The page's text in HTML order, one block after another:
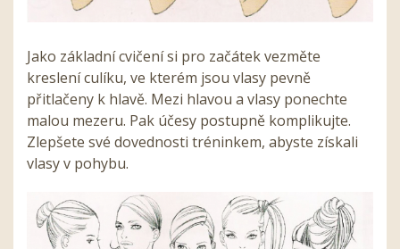
Jako základní cvičení si pro začátek vezměte
kreslení culíku, ve kterém jsou vlasy pevně
přitlačeny k hlavě. Mezi hlavou a vlasy ponechte
malou mezeru. Pak účesy postupně komplikujte.
Zlepšete své dovednosti tréninkem, abyste získali
vlasy v pohybu.